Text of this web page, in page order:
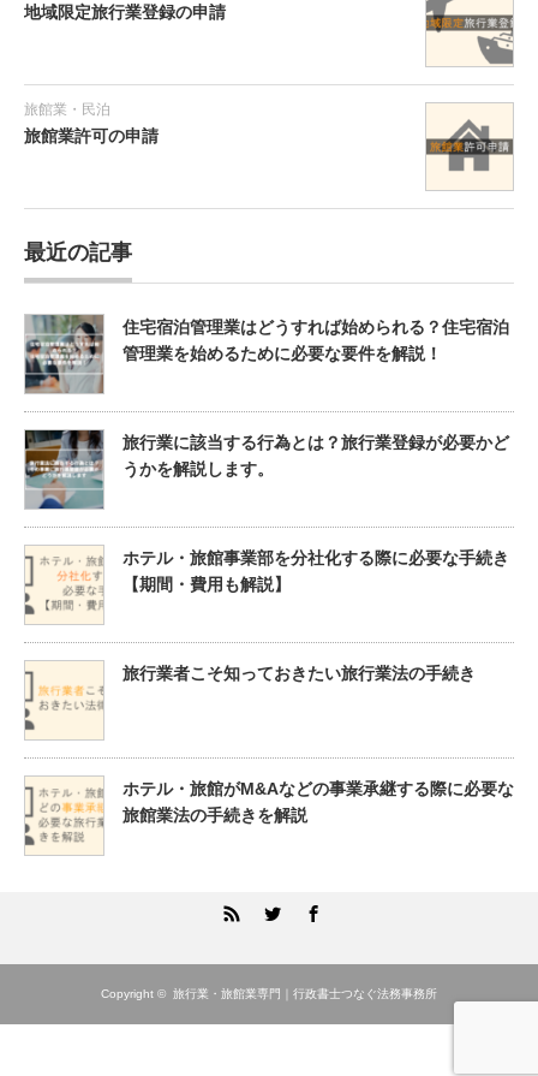
地域限定旅行業登録の申請
旅館業・民泊
旅館業許可の申請
最近の記事
住宅宿泊管理業はどうすれば始められる？住宅宿泊
管理業を始めるために必要な要件を解説！
旅行業に該当する行為とは？旅行業登録が必要かど
うかを解説します。
ホテル・旅館事業部を分社化する際に必要な手続き
【期間・費用も解説】
旅行業者こそ知っておきたい旅行業法の手続き
ホテル・旅館がM&Aなどの事業承継する際に必要な
旅館業法の手続きを解説
Facebook
Copyright © 旅行業・旅館業専門｜行政書士つなぐ法務事務所